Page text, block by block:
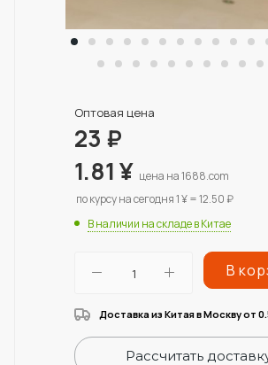
Оптовая цена
23 ₽
1.81¥ цена на 1688.com
по курсу на сегодня 1 ¥ = 12.50 ₽
В наличии на складе в Китае
В
Доставка из Китая в Москву от
Рассчитать